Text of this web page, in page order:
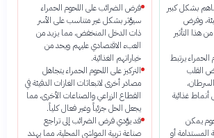
بشكل كبير
وفرض
هذا التأثير
يرتبط
القلب
غذائية
يمكن
المستدامة أو
فرض الضرائب على اللحوم الحمراء
سيؤثر بشكل غير متناسب على الأسر
ذات الدخل المنخفض، مما يزيد من
العبء الاقتصادي عليهم ويحد من
خياراتهم الغذائية.
التركيز على اللحوم الحمراء يتجاهل
مصادر أخرى لانبعاثات الغازات الدفيئة في
القطاع الزراعي والصناعات الأخرى، مما
يجعل الحل جزئياً وغير فعال كلياً.
قد يؤدي فرض الضرائب إلى تراجع
صناعة تربية المواشي المحلية، مما يهدد